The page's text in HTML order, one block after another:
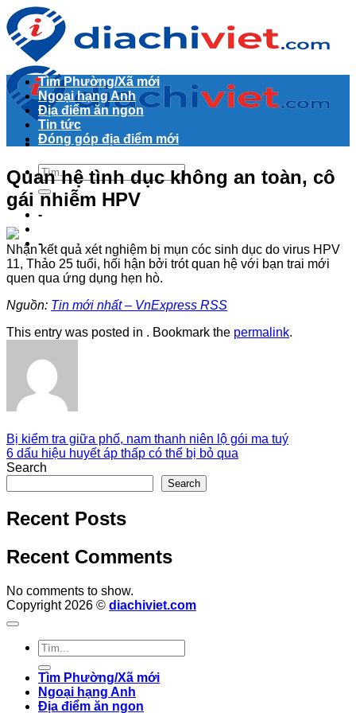
Skip
to
content
-
-
Tìm Phường/Xã mới
Ngoại hạng Anh
Địa điểm ăn ngon
Tin tức
Đóng góp địa điểm mới
Quan hệ tình dục không an toàn, cô
gái nhiễm HPV
Nhận kết quả xét nghiệm bị mụn cóc sinh dục do virus HPV
11, Thảo 25 tuổi, hối hận bởi trót quan hệ với bạn trai mới
quen qua ứng dụng hẹn hò.
Nguồn: Tin mới nhất – VnExpress RSS
This entry was posted in . Bookmark the permalink.
Bị kiểm tra giữa phố, nam thanh niên lộ gói ma tuý
6 dấu hiệu huyết áp thấp có thể bị bỏ qua
Search
Search
Recent Posts
Recent Comments
No comments to show.
Copyright 2026 © diachiviet.com
Tìm Phường/Xã mới
Ngoại hạng Anh
Địa điểm ăn ngon